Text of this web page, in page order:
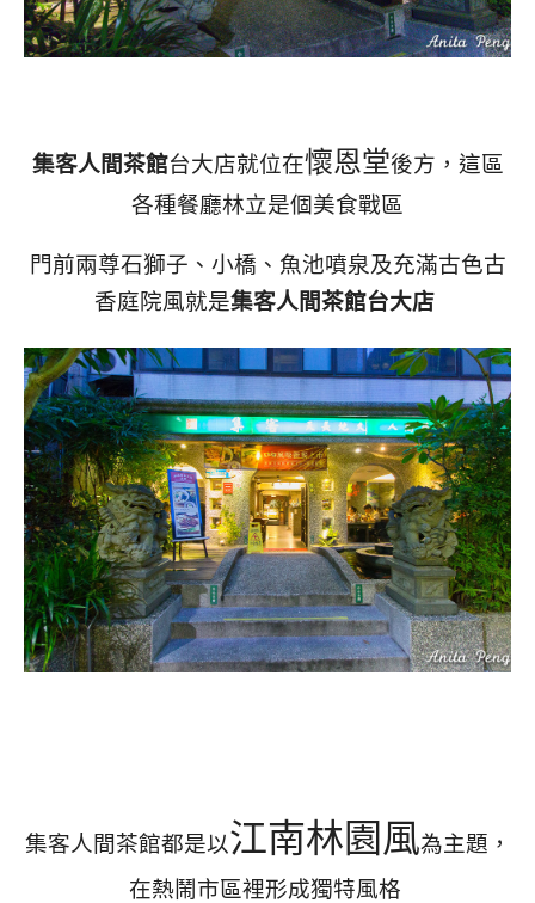
集客人間茶館台大店就位在懷恩堂後方，這區
各種餐廳林立是個美食戰區
門前兩尊石獅子、小橋、魚池噴泉及充滿古色古
香庭院風就是集客人間茶館台大店
集客人間茶館都是以江南林園風為主題，
在熱鬧市區裡形成獨特風格